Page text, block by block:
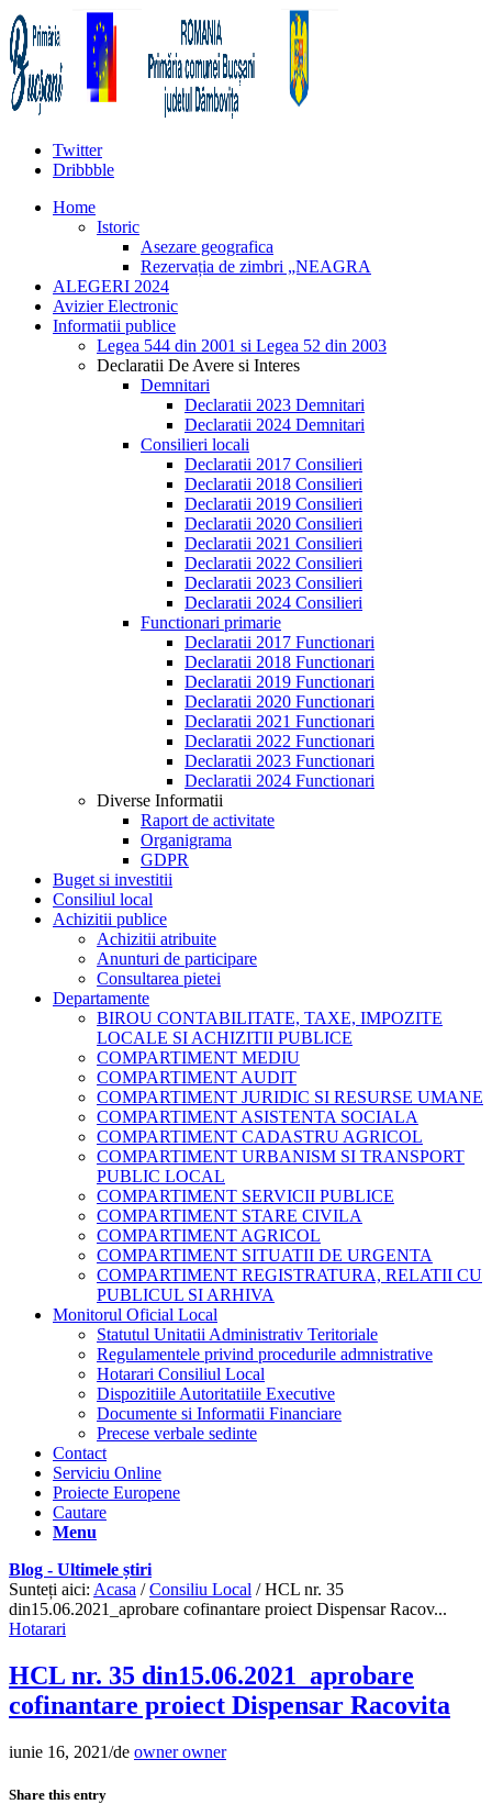
Twitter
Dribbble
Home
Istoric
Asezare geografica
Rezervația de zimbri „NEAGRA
ALEGERI 2024
Avizier Electronic
Informatii publice
Legea 544 din 2001 si Legea 52 din 2003
Declaratii De Avere si Interes
Demnitari
Declaratii 2023 Demnitari
Declaratii 2024 Demnitari
Consilieri locali
Declaratii 2017 Consilieri
Declaratii 2018 Consilieri
Declaratii 2019 Consilieri
Declaratii 2020 Consilieri
Declaratii 2021 Consilieri
Declaratii 2022 Consilieri
Declaratii 2023 Consilieri
Declaratii 2024 Consilieri
Functionari primarie
Declaratii 2017 Functionari
Declaratii 2018 Functionari
Declaratii 2019 Functionari
Declaratii 2020 Functionari
Declaratii 2021 Functionari
Declaratii 2022 Functionari
Declaratii 2023 Functionari
Declaratii 2024 Functionari
Diverse Informatii
Raport de activitate
Organigrama
GDPR
Buget si investitii
Consiliul local
Achizitii publice
Achizitii atribuite
Anunturi de participare
Consultarea pietei
Departamente
BIROU CONTABILITATE, TAXE, IMPOZITE
LOCALE SI ACHIZITII PUBLICE
COMPARTIMENT MEDIU
COMPARTIMENT AUDIT
COMPARTIMENT JURIDIC SI RESURSE UMANE
COMPARTIMENT ASISTENTA SOCIALA
COMPARTIMENT CADASTRU AGRICOL
COMPARTIMENT URBANISM SI TRANSPORT
PUBLIC LOCAL
COMPARTIMENT SERVICII PUBLICE
COMPARTIMENT STARE CIVILA
COMPARTIMENT AGRICOL
COMPARTIMENT SITUATII DE URGENTA
COMPARTIMENT REGISTRATURA, RELATII CU
PUBLICUL SI ARHIVA
Monitorul Oficial Local
Statutul Unitatii Administrativ Teritoriale
Regulamentele privind procedurile admnistrative
Hotarari Consiliul Local
Dispozitiile Autoritatiile Executive
Documente si Informatii Financiare
Precese verbale sedinte
Contact
Serviciu Online
Proiecte Europene
Cautare
Menu
Blog - Ultimele știri
Sunteți aici: Acasa / Consiliu Local / HCL nr. 35
din15.06.2021_aprobare cofinantare proiect Dispensar Racov...
Hotarari
HCL nr. 35 din15.06.2021_aprobare
cofinantare proiect Dispensar Racovita
iunie 16, 2021/de owner owner
Share this entry